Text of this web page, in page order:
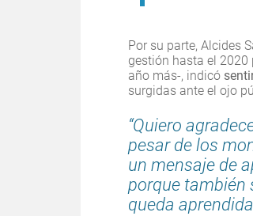
Por su parte, Alcides
gestión hasta el 2020
año más-, indicó
surgidas ante el ojo
“Quiero
pesar de los
un mensaje de
porque también
queda